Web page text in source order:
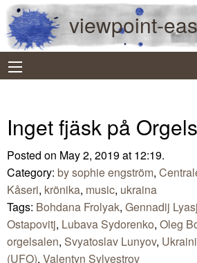
viewpoint-
Inget fjäsk på
Posted on May 2, 2019 at 12:19.
Category: by sophie engström,
Kåseri, krönika, music, ukraina
Tags: Bohdana Frolyak, Gennadij
Ostapovitj, Lubava Sydorenko, Oleg
orgelsalen, Svyatoslav Lunyov,
(UFO), Valentyn Sylvestrov